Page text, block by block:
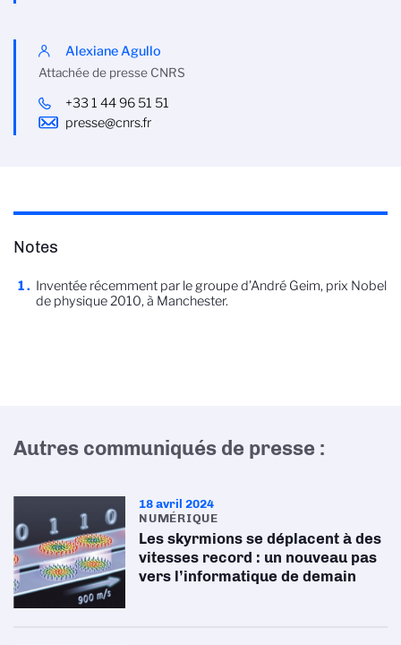
Alexiane Agullo
Attachée de presse CNRS
+33 1 44 96 51 51
presse@cnrs.fr
Notes
Inventée récemment par le groupe d’André Geim, prix Nobel
de physique 2010, à Manchester.
Autres communiqués de presse :
18 avril 2024
NUMÉRIQUE
Les skyrmions se déplacent à des
vitesses record : un nouveau pas
vers l’informatique de demain